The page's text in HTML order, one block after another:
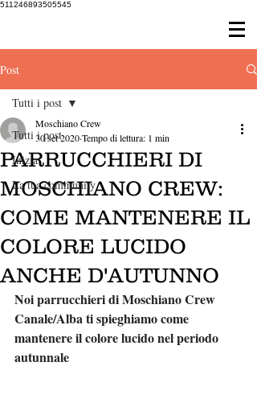
511246893505545
Post
Tutti i post
Inizia
La tua community
Tutti i post
PARRUCCHIERI DI
MOSCHIANO CREW:
COME MANTENERE IL
COLORE LUCIDO
ANCHE D'AUTUNNO
Moschiano Crew
30 set 2020Tempo di lettura: 1 min
Noi parrucchieri di Moschiano Crew
Canale/Alba ti spieghiamo come
mantenere il colore lucido nel periodo
autunnale